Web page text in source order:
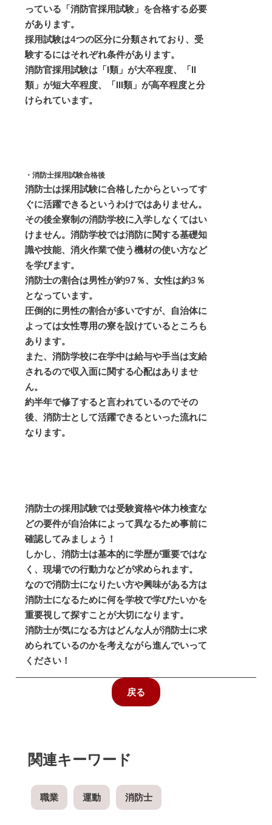
っている「消防官採用試験」を合格する必要
があります。
採用試験は4つの区分に分類されており、受
験するにはそれぞれ条件があります。
消防官採用試験は「Ⅰ類」が大卒程度、「Ⅱ
類」が短大卒程度、「Ⅲ類」が高卒程度と分
けられています。
・消防士採用試験合格後
消防士は採用試験に合格したからといってす
ぐに活躍できるというわけではありません。
その後全寮制の消防学校に入学しなくてはい
けません。消防学校では消防に関する基礎知
識や技能、消火作業で使う機材の使い方など
を学びます。
消防士の割合は男性が約97％、女性は約3％
となっています。
圧倒的に男性の割合が多いですが、自治体に
よっては女性専用の寮を設けているところも
あります。
また、消防学校に在学中は給与や手当は支給
されるので収入面に関する心配はありませ
ん。
約半年で修了すると言われているのでその
後、消防士として活躍できるといった流れに
なります。
消防士の採用試験では受験資格や体力検査な
どの要件が自治体によって異なるため事前に
確認してみましょう！
しかし、消防士は基本的に学歴が重要ではな
く、現場での行動力などが求められます。
なので消防士になりたい方や興味がある方は
消防士になるために何を学校で学びたいかを
重要視して探すことが大切になります。
消防士が気になる方はどんな人が消防士に求
められているのかを考えながら進んでいって
ください！
戻る
関連キーワード
職業 運動 消防士